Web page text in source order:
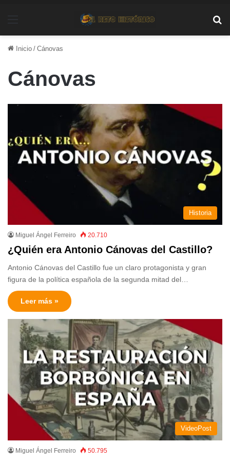
Inicio / Cánovas
Cánovas
Historia
Miguel Ángel Ferreiro 20.710
¿Quién era Antonio Cánovas del Castillo?
Antonio Cánovas del Castillo fue un claro protagonista y gran
figura de la política española de la segunda mitad del…
Leer más »
VideoPost
Miguel Ángel Ferreiro 50.795